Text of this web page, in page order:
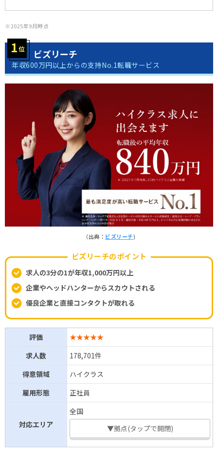
※2025年9月時点
ビズリーチ
年収600万円以上からの支持No.1転職サービス
（出典： ビズリーチ)
ビズリーチのポイント
求人の3分の1が年収1,000万円以上
企業やヘッドハンターからスカウトされる
優良企業と直接コンタクトが取れる
評価
★★★★★
求人数
178,701件
得意領域
ハイクラス
雇用形態
正社員
対応エリア
全国
▼拠点(タップで開閉)